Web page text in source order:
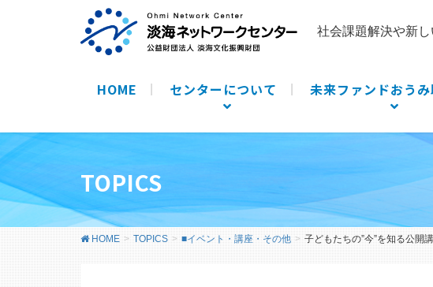
社会課題解決や新
HOME センターについて 未来ファンドおう
TOPICS
HOME TOPICS ■イベント・講座・その他 子どもたちの”今”を知る公開